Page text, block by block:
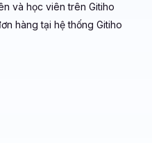
và học viên trên Gitiho
hàng tại hệ thống Gitiho